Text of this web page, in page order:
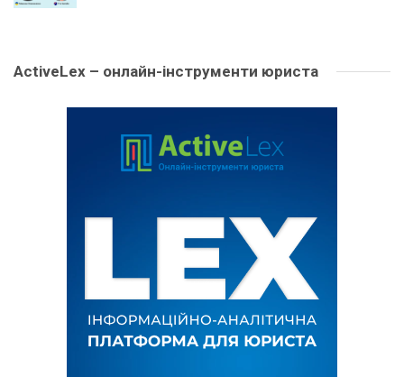
ActiveLex – онлайн-інструменти юриста